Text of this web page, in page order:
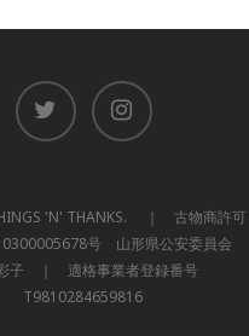
'N' THANKS. ｜ 古物商許可
号 山形県公安委員会
子 ｜ 適格事業者登録番号
T9810284659816